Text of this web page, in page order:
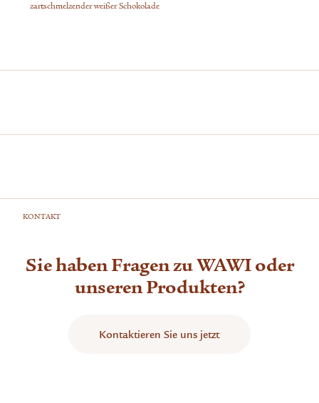
zartschmelzender weißer Schokolade
KONTAKT
Sie haben Fragen zu WAWI oder
unseren Produkten?
Kontaktieren Sie uns jetzt